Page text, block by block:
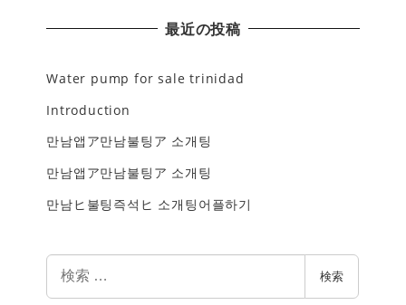
最近の投稿
Water pump for sale trinidad
Introduction
만남앱ア만남불팅ア 소개팅
만남앱ア만남불팅ア 소개팅
만남ヒ불팅즉석ヒ 소개팅어플하기
検索